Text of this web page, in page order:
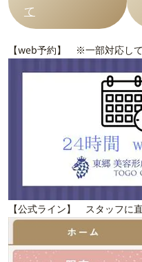
て
【web予約】 ※一部対応して
【公式ライン】 スタッフに